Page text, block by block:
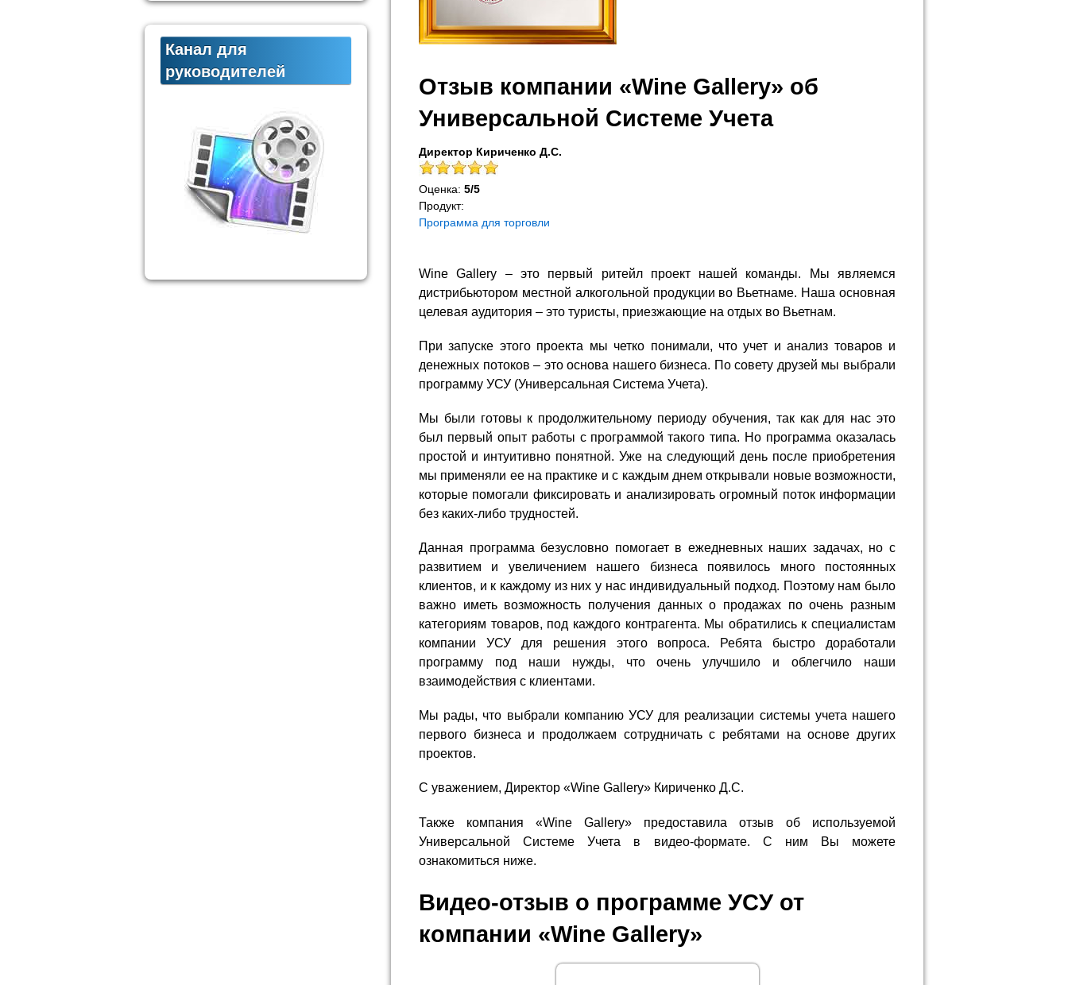
Отзыв компании «Wine Gallery» об
Универсальной Системе Учета
Директор Кириченко Д.С.
Оценка: 5/5
Продукт:
Программа для торговли
Wine Gallery – это первый ритейл проект нашей команды. Мы являемся
дистрибьютором местной алкогольной продукции во Вьетнаме. Наша основная
целевая аудитория – это туристы, приезжающие на отдых во Вьетнам.
При запуске этого проекта мы четко понимали, что учет и анализ товаров и
денежных потоков – это основа нашего бизнеса. По совету друзей мы выбрали
программу УСУ (Универсальная Система Учета).
Мы были готовы к продолжительному периоду обучения, так как для нас это
был первый опыт работы с программой такого типа. Но программа оказалась
простой и интуитивно понятной. Уже на следующий день после приобретения
мы применяли ее на практике и с каждым днем открывали новые возможности,
которые помогали фиксировать и анализировать огромный поток информации
без каких-либо трудностей.
Данная программа безусловно помогает в ежедневных наших задачах, но с
развитием и увеличением нашего бизнеса появилось много постоянных
клиентов, и к каждому из них у нас индивидуальный подход. Поэтому нам было
важно иметь возможность получения данных о продажах по очень разным
категориям товаров, под каждого контрагента. Мы обратились к специалистам
компании УСУ для решения этого вопроса. Ребята быстро доработали
программу под наши нужды, что очень улучшило и облегчило наши
взаимодействия с клиентами.
Мы рады, что выбрали компанию УСУ для реализации системы учета нашего
первого бизнеса и продолжаем сотрудничать с ребятами на основе других
проектов.
С уважением, Директор «Wine Gallery» Кириченко Д.С.
Также компания «Wine Gallery» предоставила отзыв об используемой
Универсальной Системе Учета в видео-формате. С ним Вы можете
ознакомиться ниже.
Видео-отзыв о программе УСУ от
компании «Wine Gallery»
Канал для
руководителей